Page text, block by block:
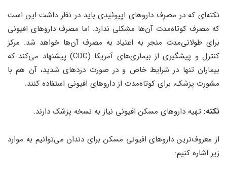
نکته‌ای که در مصرف داروهای اپیوئیدی باید در نظر داشت این است
که مصرف کوتاه‌مدت آن‌ها مشکلی ندارد. اما مصرف داروهای افیونی
برای طولانی‌مدت منجر به اعتیاد به مصرف آن‌ها خواهد شد. مرکز
کنترل و پیشگیری از بیماری‌های آمریکا (CDC) پیشنهاد می‌کند که
بیماران تنها در شرایط خاص و در صورت دردهای شدید، آن هم با
مشورت پزشک، برای کوتاه‌مدت از داروهای افیونی استفاده کنند.
نکته: تهیه داروهای مسکن افیونی نیاز به نسخه پزشک دارند.
از معروف‌ترین داروهای افیونی مسکن برای دندان می‌توانیم به موارد
زیر اشاره کنیم: